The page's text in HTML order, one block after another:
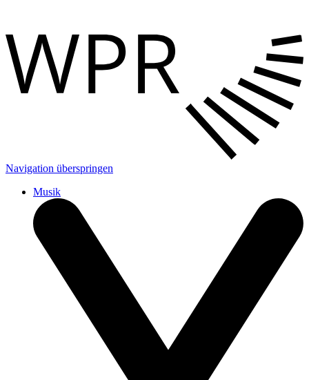
Navigation überspringen
Musik